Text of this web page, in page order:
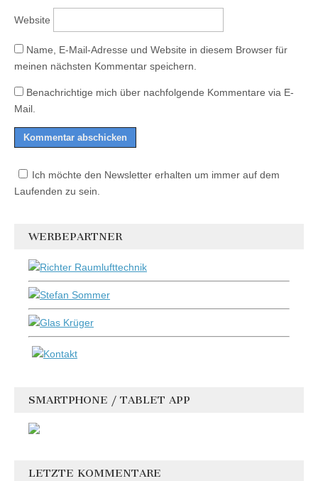
Website
Name, E-Mail-Adresse und Website in diesem Browser für
meinen nächsten Kommentar speichern.
Benachrichtige mich über nachfolgende Kommentare via E-
Mail.
Ich möchte den Newsletter erhalten um immer auf dem
Laufenden zu sein.
WERBEPARTNER
SMARTPHONE / TABLET APP
LETZTE KOMMENTARE